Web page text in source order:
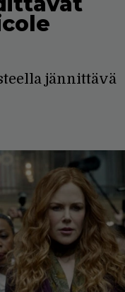
jännittävä